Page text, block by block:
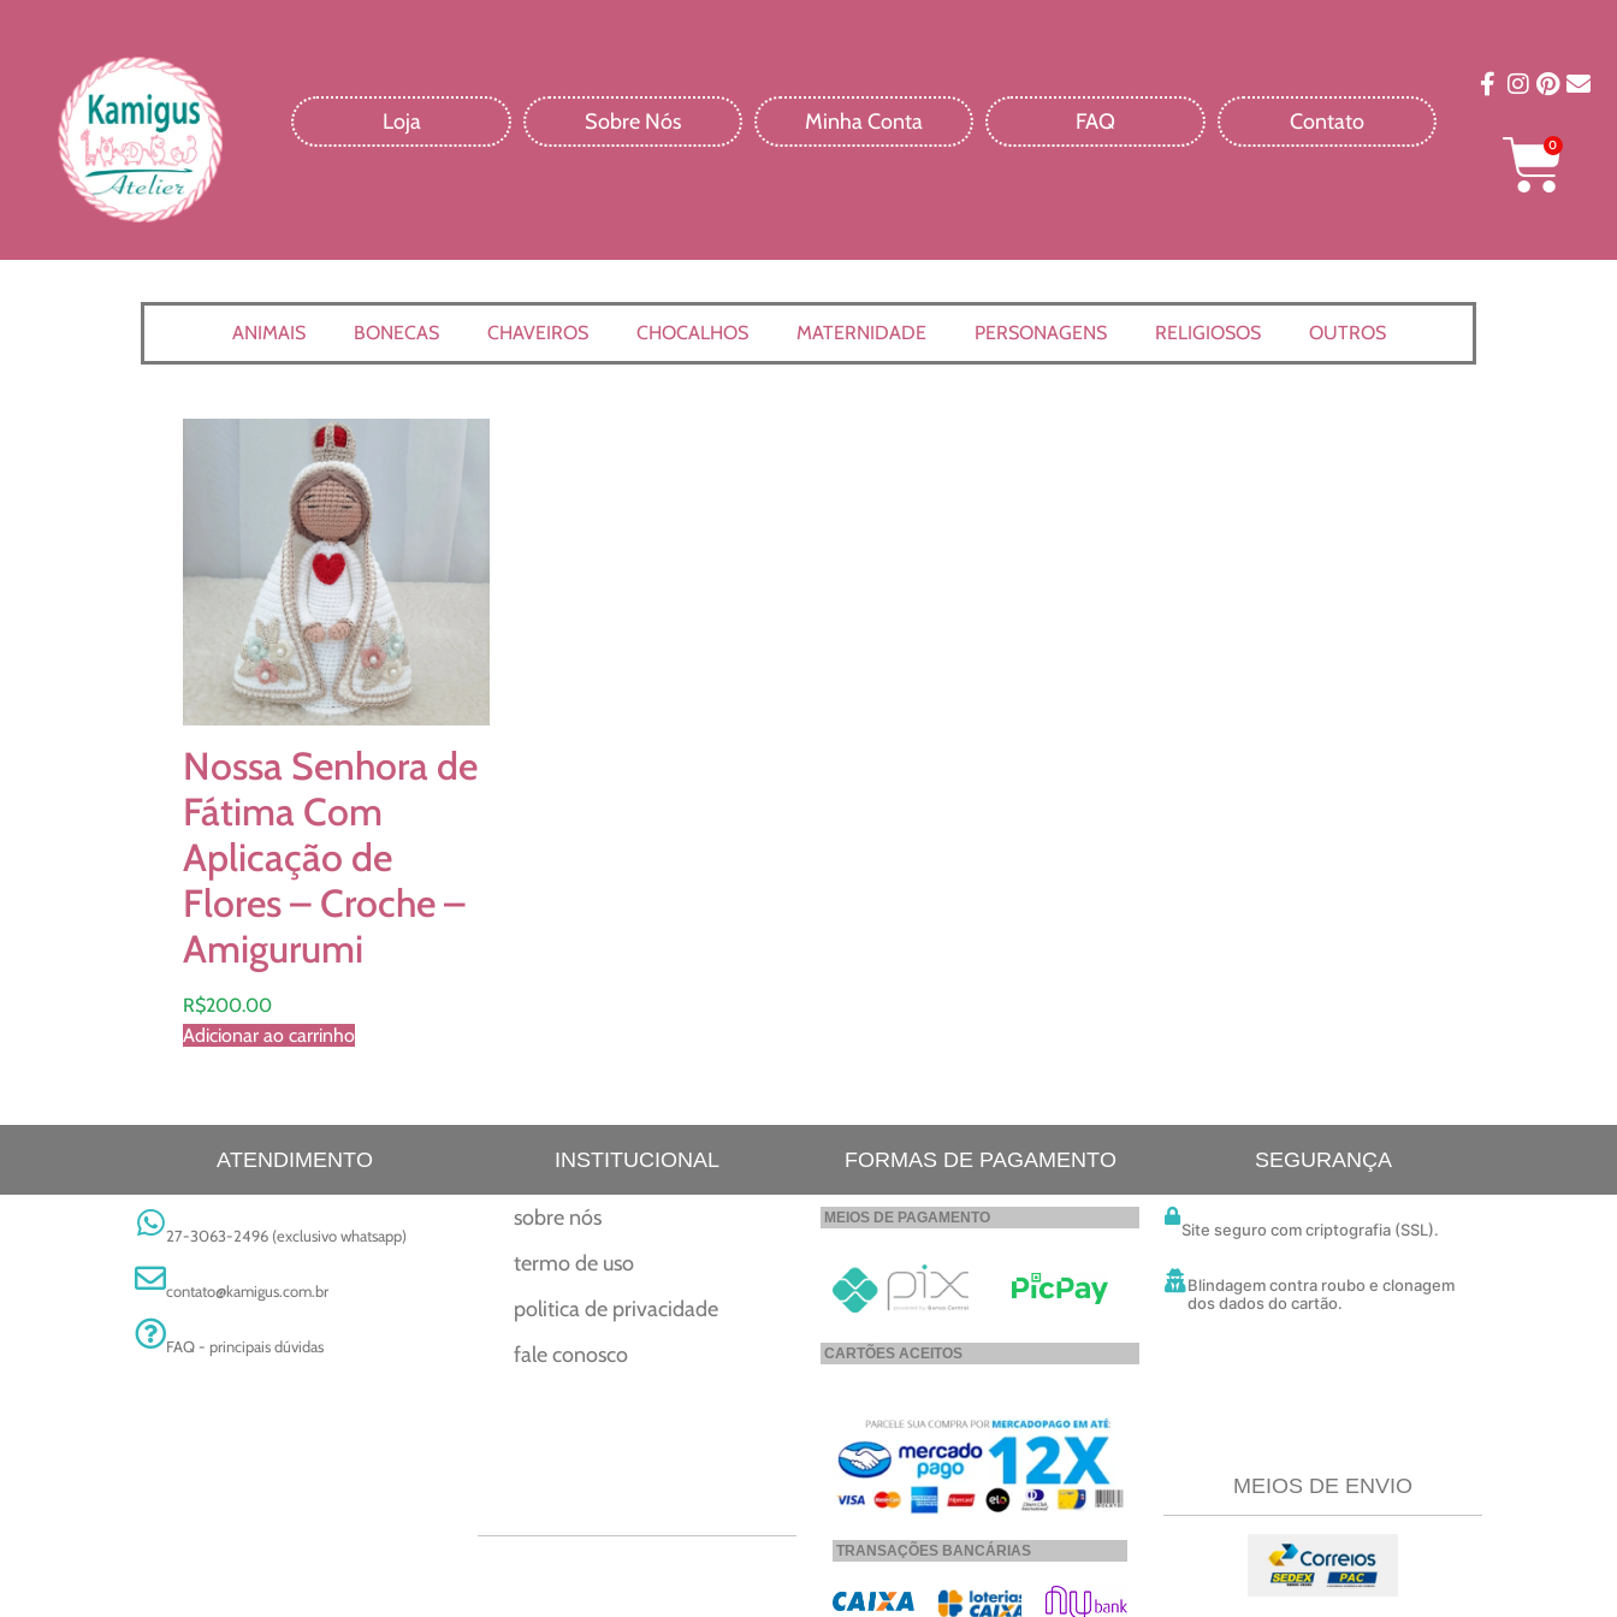
Loja Sobre Nós Minha Conta FAQ Contato
0
ANIMAIS BONECAS CHAVEIROS CHOCALHOS MATERNIDADE PERSONAGENS RELIGIOSOS OUTROS
Nossa Senhora de
Fátima Com
Aplicação de
Flores – Croche –
Amigurumi
R$200.00
Adicionar ao carrinho
ATENDIMENTO INSTITUCIONAL FORMAS DE PAGAMENTO SEGURANÇA
27-3063-2496 (exclusivo whatsapp)
contato@kamigus.com.br
FAQ - principais dúvidas
sobre nós
termo de uso
politica de privacidade
fale conosco
MEIOS DE PAGAMENTO
Site seguro com criptografia (SSL).
Blindagem contra roubo e clonagem
dos dados do cartão.
CARTÕES ACEITOS
TRANSAÇÕES BANCÁRIAS
MEIOS DE ENVIO